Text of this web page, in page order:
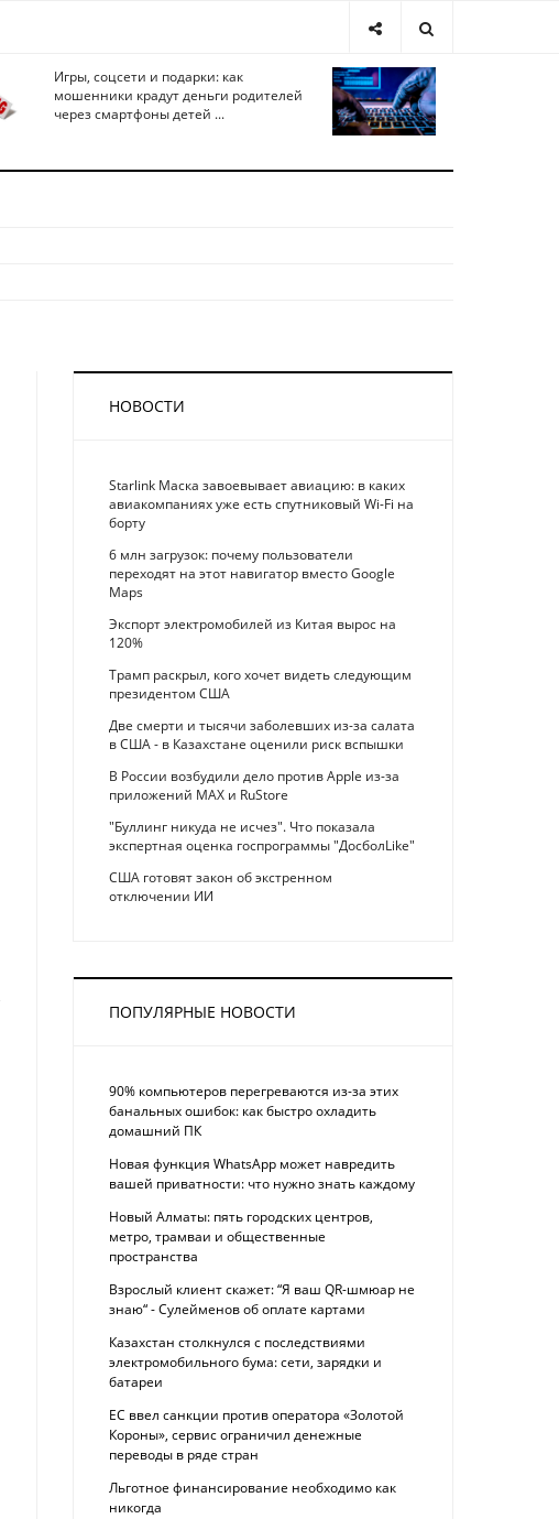
Игры, соцсети и подарки: как
мошенники крадут деньги родителей
через смартфоны детей ...
НОВОСТИ
Starlink Маска завоевывает авиацию: в каких
авиакомпаниях уже есть спутниковый Wi-Fi на
борту
6 млн загрузок: почему пользователи
переходят на этот навигатор вместо Google
Maps
Экспорт электромобилей из Китая вырос на
120%
Трамп раскрыл, кого хочет видеть следующим
президентом США
Две смерти и тысячи заболевших из-за салата
в США - в Казахстане оценили риск вспышки
В России возбудили дело против Apple из-за
приложений MAX и RuStore
"Буллинг никуда не исчез". Что показала
экспертная оценка госпрограммы "ДосболLike"
США готовят закон об экстренном
отключении ИИ
ПОПУЛЯРНЫЕ НОВОСТИ
90% компьютеров перегреваются из-за этих
банальных ошибок: как быстро охладить
домашний ПК
Новая функция WhatsApp может навредить
вашей приватности: что нужно знать каждому
Новый Алматы: пять городских центров,
метро, трамваи и общественные
пространства
Взрослый клиент скажет: “Я ваш QR-шмюар не
знаю“ - Сулейменов об оплате картами
Казахстан столкнулся с последствиями
электромобильного бума: сети, зарядки и
батареи
ЕС ввел санкции против оператора «Золотой
Короны», сервис ограничил денежные
переводы в ряде стран
Льготное финансирование необходимо как
никогда